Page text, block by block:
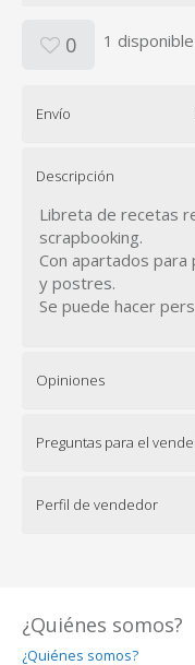
0 1 disponible
Envío
Descripción
Libreta de recetas
scrapbooking.
Con apartados
y postres.
Se puede hacer
Opiniones
Preguntas para el
Perfil de vendedor
¿Quiénes somos?
¿Quiénes somos?